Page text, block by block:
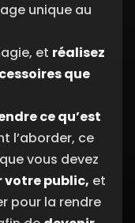
09:30 min
unique au
et réalisez
que
ce qu’est
l’aborder, ce
vous devez
votre public, et
pour la rendre